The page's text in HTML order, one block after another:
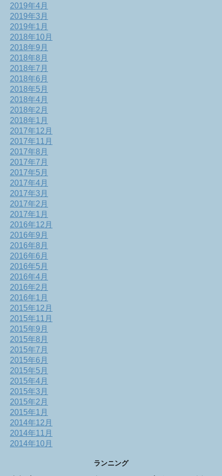
2019年4月
2019年3月
2019年1月
2018年10月
2018年9月
2018年8月
2018年7月
2018年6月
2018年5月
2018年4月
2018年2月
2018年1月
2017年12月
2017年11月
2017年8月
2017年7月
2017年5月
2017年4月
2017年3月
2017年2月
2017年1月
2016年12月
2016年9月
2016年8月
2016年6月
2016年5月
2016年4月
2016年2月
2016年1月
2015年12月
2015年11月
2015年9月
2015年8月
2015年7月
2015年6月
2015年5月
2015年4月
2015年3月
2015年2月
2015年1月
2014年12月
2014年11月
2014年10月
ランニング